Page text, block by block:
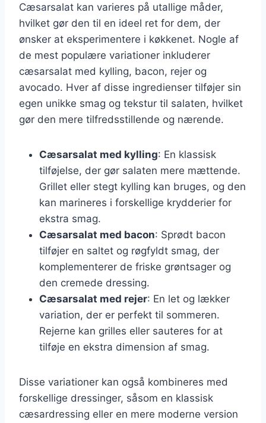
Cæsarsalat kan varieres på utallige måder,
hvilket gør den til en ideel ret for dem, der
ønsker at eksperimentere i køkkenet. Nogle af
de mest populære variationer inkluderer
cæsarsalat med kylling, bacon, rejer og
avocado. Hver af disse ingredienser tilføjer sin
egen unikke smag og tekstur til salaten, hvilket
gør den mere tilfredsstillende og nærende.
Cæsarsalat med kylling: En klassisk
tilføjelse, der gør salaten mere mættende.
Grillet eller stegt kylling kan bruges, og den
kan marineres i forskellige krydderier for
ekstra smag.
Cæsarsalat med bacon: Sprødt bacon
tilføjer en saltet og røgfyldt smag, der
komplementerer de friske grøntsager og
den cremede dressing.
Cæsarsalat med rejer: En let og lækker
variation, der er perfekt til sommeren.
Rejerne kan grilles eller sauteres for at
tilføje en ekstra dimension af smag.
Disse variationer kan også kombineres med
forskellige dressinger, såsom en klassisk
cæsardressing eller en mere moderne version